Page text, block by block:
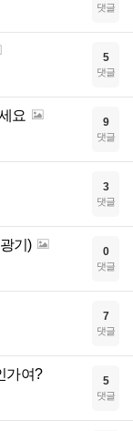
댓글
5
댓글
요 9
댓글
3
댓글
기) 0
댓글
7
댓글
가여? 5
댓글